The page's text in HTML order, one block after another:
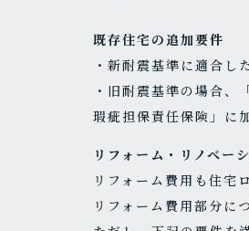
既存住宅の追加要件
・新耐震基準に適合し
・旧耐震基準の場合、
瑕疵担保責任保険」に
リフォーム・リノベー
リフォーム費用も住宅
リフォーム費用部分に